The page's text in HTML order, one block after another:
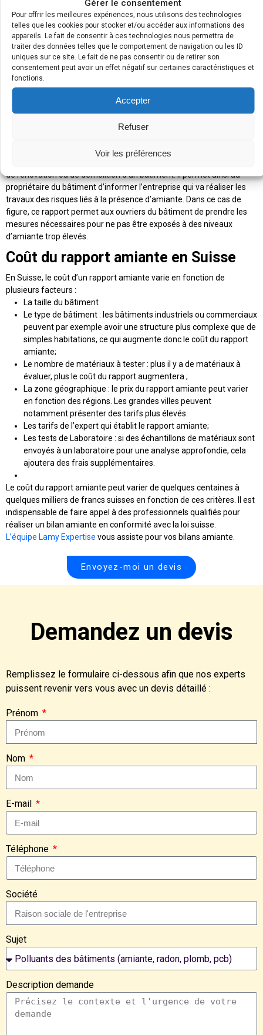
Gérer le consentement
Pour offrir les meilleures expériences, nous utilisons des technologies
telles que les cookies pour stocker et/ou accéder aux informations des
appareils. Le fait de consentir à ces technologies nous permettra de
traiter des données telles que le comportement de navigation ou les ID
uniques sur ce site. Le fait de ne pas consentir ou de retirer son
consentement peut avoir un effet négatif sur certaines caractéristiques et
fonctions.
Accepter
Refuser
Voir les préférences
L’établissement d’un rapport amiante peut être nécessaire dans
deux principales situations.
Dans le cadre d’uneutilisation normale du bâtiment, afin d’identifier
les risques que présente un bâtiment par rapport à la présence
d’amiante. Ce rapport peut notamment être utile en cas de
suspicion de la présence d’amiantedans le bâtiment, et permet aux
habitants des locaux d’éviter des intoxications ou tout autre risque
de maladies plus graves. Le rapport étudiera alors tous les
matériaux du bâtiment susceptibles de contenir des polluants qui
de rénovation ou de démolition d’un bâtiment. Il permet ainsi au
propriétaire du bâtiment d’informer l’entreprise qui va réaliser les
travaux des risques liés à la présence d’amiante. Dans ce cas de
figure, ce rapport permet aux ouvriers du bâtiment de prendre les
mesures nécessaires pour ne pas être exposés à des niveaux
d’amiante trop élevés.
Coût du rapport amiante en Suisse
En Suisse, le coût d’un rapport amiante varie en fonction de
plusieurs facteurs :
La taille du bâtiment
Le type de bâtiment: les bâtiments industriels ou commerciaux
peuvent par exemple avoir une structure plus complexe que de
simples habitations, ce qui augmente donc le coût du rapport
amiante;
Le nombre de matériaux à tester: plus il y a de matériaux à
évaluer, plus le coût du rapport augmentera ;
La zone géographique : le prix du rapport amiante peut varier
en fonction des régions. Les grandes villes peuvent
notamment présenter des tarifs plus élevés.
Les tarifs de l’expertqui établit le rapport amiante;
Les tests de Laboratoire : si des échantillons de matériaux sont
envoyés à un laboratoire pour une analyse approfondie, cela
ajoutera des frais supplémentaires.
Le coût du rapport amiante peut varier de quelques centaines à
quelques milliers de francs suisses en fonction de ces critères. Il est
indispensable de faire appel à des professionnels qualifiés pour
réaliser un bilan amiante en conformité avec la loi suisse.
L’équipe Lamy Expertise vous assiste pour vos bilans amiante.
Envoyez-moi un devis
Demandez un devis
Remplissez le formulaire ci-dessous afin que nos experts
puissent revenir vers vous avec un devis détaillé :
Prénom
Nom
E-mail
Téléphone
Société
Sujet
Description demande